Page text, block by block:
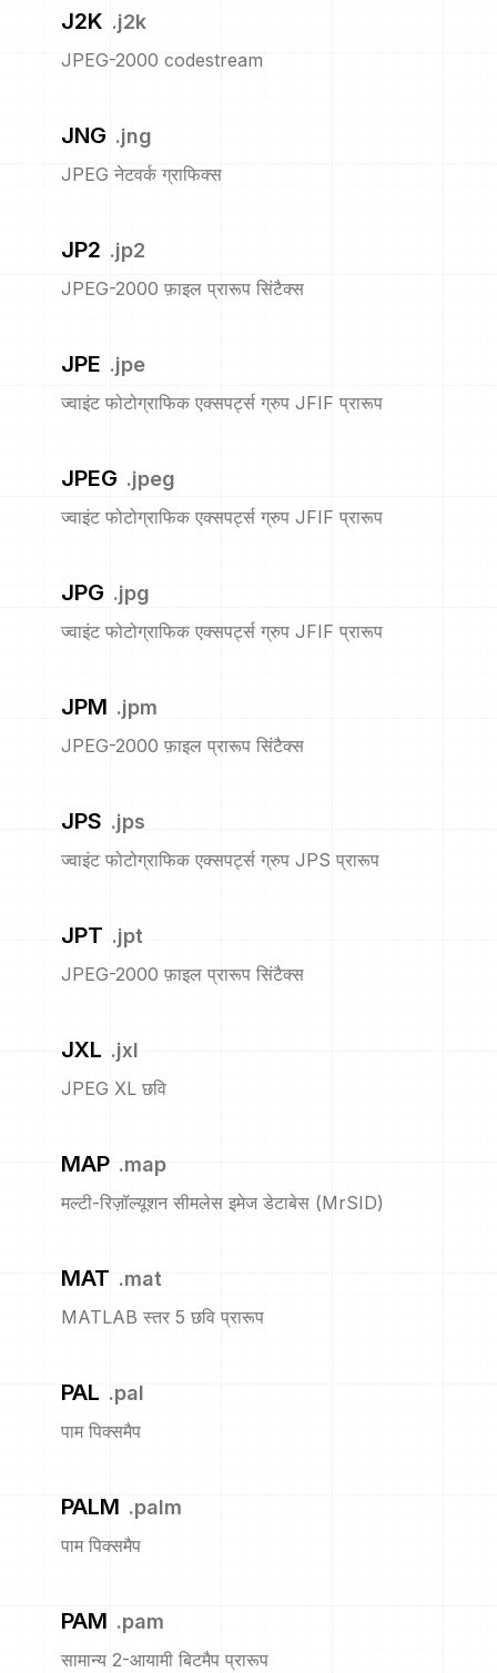
J2K .j2k
JPEG-2000 codestream
JNG .jng
JPEG नेटवर्क ग्राफिक्स
JP2 .jp2
JPEG-2000 फ़ाइल प्रारूप सिंटैक्स
JPE .jpe
ज्वाइंट फोटोग्राफिक एक्सपर्ट्स ग्रुप JFIF प्रारूप
JPEG .jpeg
ज्वाइंट फोटोग्राफिक एक्सपर्ट्स ग्रुप JFIF प्रारूप
JPG .jpg
ज्वाइंट फोटोग्राफिक एक्सपर्ट्स ग्रुप JFIF प्रारूप
JPM .jpm
JPEG-2000 फ़ाइल प्रारूप सिंटैक्स
JPS .jps
ज्वाइंट फोटोग्राफिक एक्सपर्ट्स ग्रुप JPS प्रारूप
JPT .jpt
JPEG-2000 फ़ाइल प्रारूप सिंटैक्स
JXL .jxl
JPEG XL छवि
MAP .map
मल्टी-रिज़ॉल्यूशन सीमलेस इमेज डेटाबेस (MrSID)
MAT .mat
MATLAB स्तर 5 छवि प्रारूप
PAL .pal
पाम पिक्समैप
PALM .palm
पाम पिक्समैप
PAM .pam
सामान्य 2-आयामी बिटमैप प्रारूप